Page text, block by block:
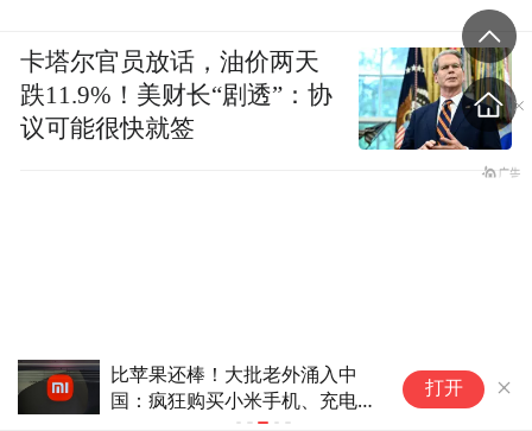
比苹果还棒！大批老外涌入中
国：疯狂购买小米手机、充电
宝、大疆相机等
打开
卡塔尔官员放话，油价两天
跌11.9%！美财长“剧透”：协
议可能很快就签